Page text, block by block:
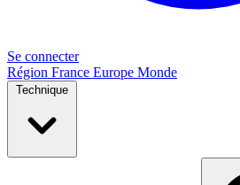
Se connecter
Région France Europe Monde
Technique